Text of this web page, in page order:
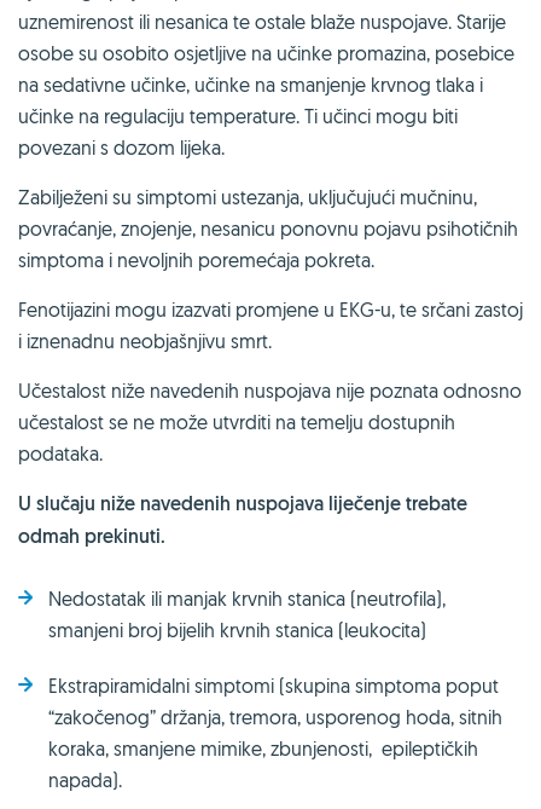
uznemirenost ili nesanica te ostale blaže nuspojave. Starije
osobe su osobito osjetljive na učinke promazina, posebice
na sedativne učinke, učinke na smanjenje krvnog tlaka i
učinke na regulaciju temperature. Ti učinci mogu biti
povezani s dozom lijeka.
Zabilježeni su simptomi ustezanja, uključujući mučninu,
povraćanje, znojenje, nesanicu ponovnu pojavu psihotičnih
simptoma i nevoljnih poremećaja pokreta.
Fenotijazini mogu izazvati promjene u EKG-u, te srčani zastoj
i iznenadnu neobjašnjivu smrt.
Učestalost niže navedenih nuspojava nije poznata odnosno
učestalost se ne može utvrditi na temelju dostupnih
podataka.
U slučaju niže navedenih nuspojava liječenje trebate
odmah prekinuti.
Nedostatak ili manjak krvnih stanica (neutrofila),
smanjeni broj bijelih krvnih stanica (leukocita)
Ekstrapiramidalni simptomi (skupina simptoma poput
“zakočenog” držanja, tremora, usporenog hoda, sitnih
koraka, smanjene mimike, zbunjenosti, epileptičkih
napada).